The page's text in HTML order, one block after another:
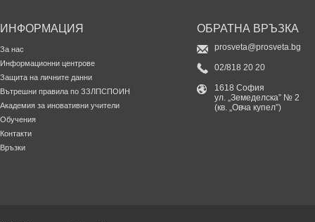
ИНФОРМАЦИЯ
За нас
Информационни центрове
Защита на личните данни
Вътрешни правила по ЗЗЛПСПОИН
Академия за иновативни учители
Обучения
Контакти
Връзки
ОБРАТНА ВРЪЗКА
prosveta@prosveta.bg
02/818 20 20
1618 София
ул. „Земеделска” № 2
(кв. „Овча купел”)